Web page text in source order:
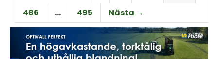
486
… 495 Nästa →